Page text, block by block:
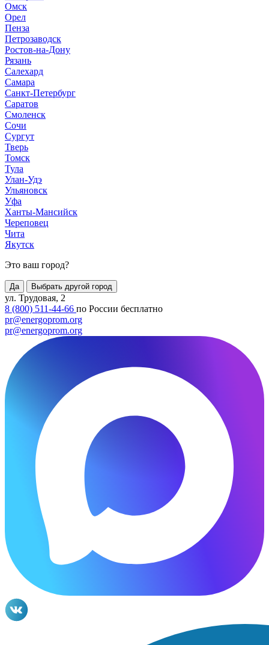
Омск
Орел
Пенза
Петрозаводск
Ростов-на-Дону
Рязань
Салехард
Самара
Санкт-Петербург
Саратов
Смоленск
Сочи
Сургут
Тверь
Томск
Тула
Улан-Удэ
Ульяновск
Уфа
Ханты-Мансийск
Череповец
Чита
Якутск
Это ваш город?
Да Выбрать другой город
ул. Трудовая, 2
8 (800) 511-44-66 по России бесплатно
pr@energoprom.org
pr@energoprom.org